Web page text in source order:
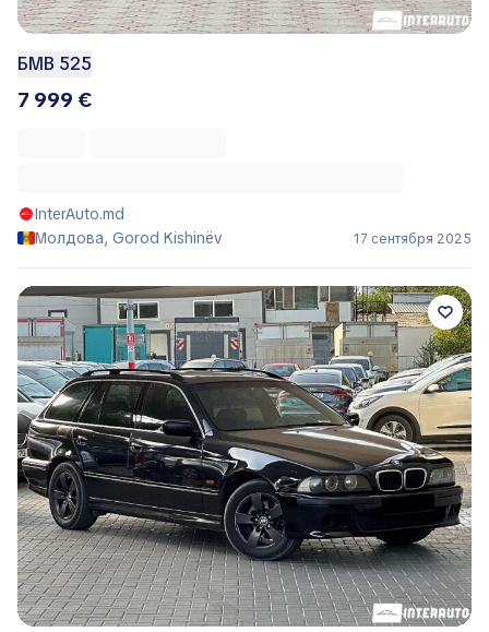
БМВ 525
7 999 €
InterAuto.md
Молдова, Gorod Kishinëv
17 сентября 2025